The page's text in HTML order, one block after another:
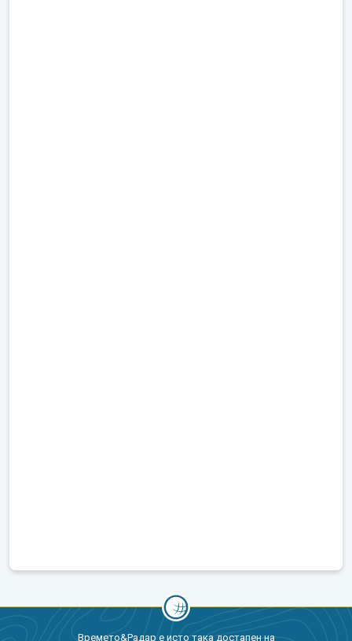
Времето&Радар е исто така достапен на